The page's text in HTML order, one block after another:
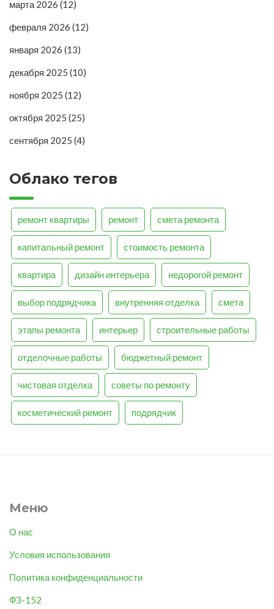
марта 2026 (12)
февраля 2026 (12)
января 2026 (13)
декабря 2025 (10)
ноября 2025 (12)
октября 2025 (25)
сентября 2025 (4)
Облако тегов
ремонт квартиры ремонт смета ремонта
капитальный ремонт стоимость ремонта
квартира дизайн интерьера недорогой ремонт
выбор подрядчика внутренняя отделка смета
этапы ремонта интерьер строительные работы
отделочные работы бюджетный ремонт
чистовая отделка советы по ремонту
косметический ремонт подрядчик
Меню
О нас
Условия использования
Политика конфиденциальности
ФЗ-152